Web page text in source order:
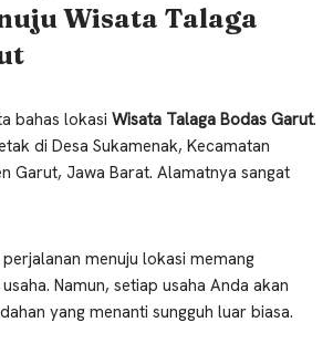
Wisata Talaga
bahas lokasi Wisata Talaga Bodas Garut.
di Desa Sukamenak, Kecamatan
Garut, Jawa Barat. Alamatnya sangat
menuju lokasi memang
Namun, setiap usaha Anda akan
yang menanti sungguh luar biasa.